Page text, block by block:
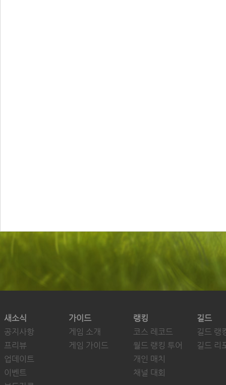
새소식
공지사항
프리뷰
업데이트
이벤트
가이드
게임 소개
게임 가이드
랭킹
코스 레코드
월드 랭킹 투어
개인 매치
채널 대회
길드
길드 랭
길드 리